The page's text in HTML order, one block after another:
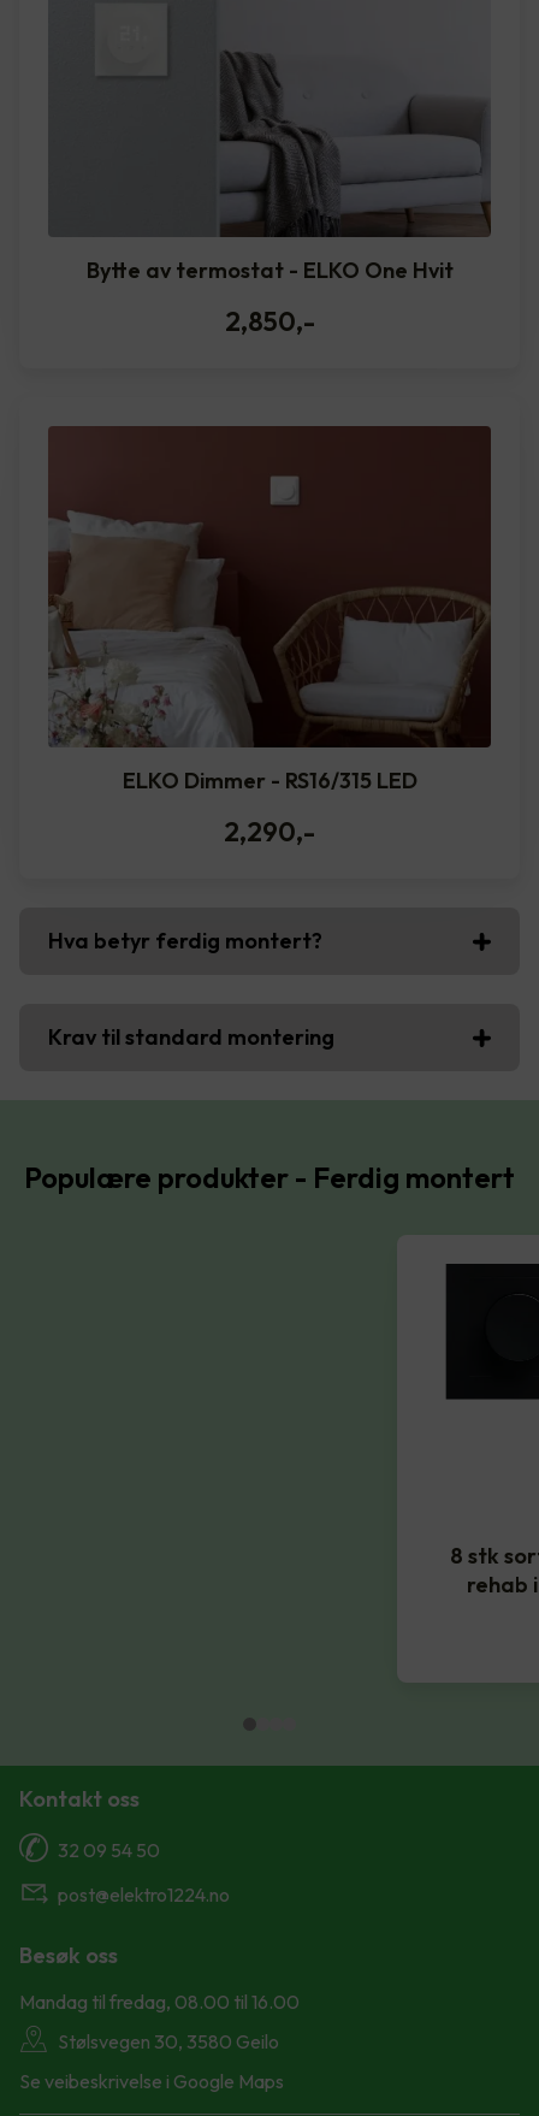
Bytte av termostat - ELKO One Hvit
2,850,-
ELKO Dimmer - RS16/315 LED
2,290,-
Hva betyr ferdig montert?
Krav til standard montering
Populære produkter - Ferdig montert
8 stk
rehab
Kontakt oss
32 09 54 50
post@elektro1224.no
Besøk oss
Mandag til fredag, 08.00 til 16.00
Stølsvegen 30, 3580 Geilo
Se veibeskrivelse i Google Maps